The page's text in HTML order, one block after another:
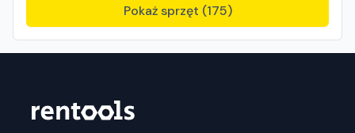
Pokaż sprzęt (175)